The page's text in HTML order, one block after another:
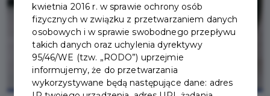
kwietnia 2016 r. w sprawie ochrony osób
fizycznych w związku z przetwarzaniem danych
osobowych i w sprawie swobodnego przepływu
takich danych oraz uchylenia dyrektywy
95/46/WE (tzw. „RODO”) uprzejmie
informujemy, że do przetwarzania
wykorzystywane będą następujące dane: adres